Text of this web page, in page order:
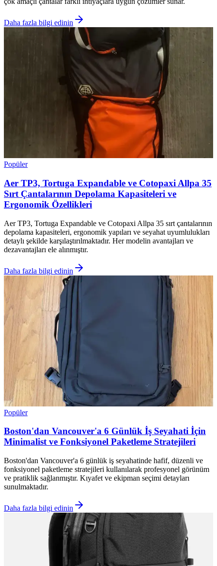
Daha fazla bilgi edinin
Popüler
Aer TP3, Tortuga Expandable ve Cotopaxi Allpa 35
Sırt Çantalarının Depolama Kapasiteleri ve
Ergonomik Özellikleri
Aer TP3, Tortuga Expandable ve Cotopaxi Allpa 35 sırt çantalarının
depolama kapasiteleri, ergonomik yapıları ve seyahat uyumlulukları
detaylı şekilde karşılaştırılmaktadır. Her modelin avantajları ve
dezavantajları ele alınmıştır.
Daha fazla bilgi edinin
Popüler
Boston'dan Vancouver'a 6 Günlük İş Seyahati İçin
Minimalist ve Fonksiyonel Paketleme Stratejileri
Boston'dan Vancouver'a 6 günlük iş seyahatinde hafif, düzenli ve
fonksiyonel paketleme stratejileri kullanılarak profesyonel görünüm
ve pratiklik sağlanmıştır. Kıyafet ve ekipman seçimi detayları
sunulmaktadır.
Daha fazla bilgi edinin